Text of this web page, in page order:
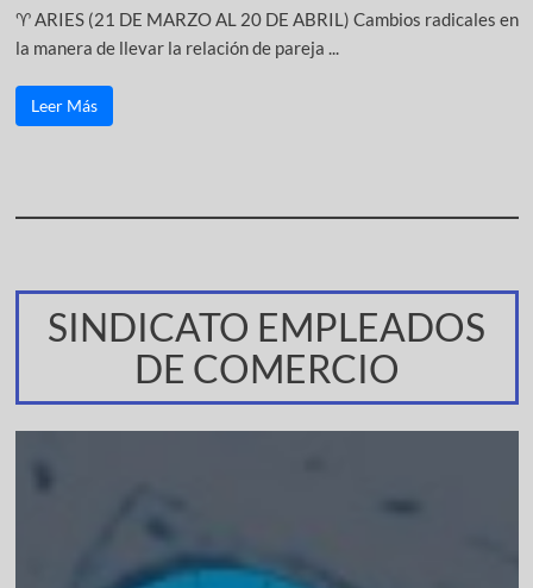
♈ ARIES (21 DE MARZO AL 20 DE ABRIL) Cambios radicales en
la manera de llevar la relación de pareja ...
Leer Más
SINDICATO EMPLEADOS
DE COMERCIO